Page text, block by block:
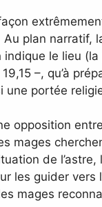
plan narratif,
le lieu
–, qu’à
une portée
opposition
mages
de
les guider vers
mages